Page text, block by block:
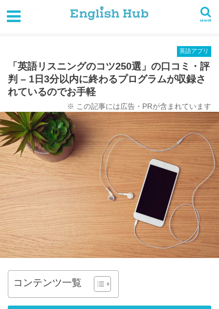
search
iPhoneアプリ
「英語リスニングのコツ250選」の口コミ・評判 - 1日3分以内に終わるプログラムが収録され
ているのでお手軽
英語アプリ
「英語リスニングのコツ250選」の口コミ・評
判 – 1日3分以内に終わるプログラムが収録さ
れているのでお手軽
※ この記事には広告・PRが含まれています
コンテンツ一覧